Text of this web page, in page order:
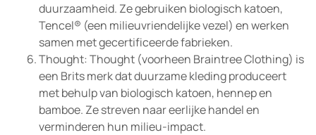
duurzaamheid. Ze gebruiken biologisch katoen,
Tencel® (een milieuvriendelijke vezel) en werken
samen met gecertificeerde fabrieken.
Thought: Thought (voorheen Braintree Clothing) is
een Brits merk dat duurzame kleding produceert
met behulp van biologisch katoen, hennep en
bamboe. Ze streven naar eerlijke handel en
verminderen hun milieu-impact.